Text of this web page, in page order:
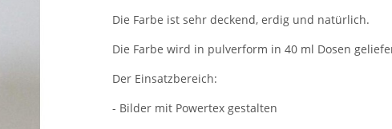
Die Farbe ist sehr deckend, erdig und natürlich.
Die Farbe wird in pulverform in 40 ml Dosen
Der Einsatzbereich:
- Bilder mit Powertex gestalten